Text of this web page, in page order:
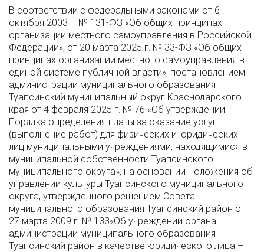
В соответствии с федеральными законами от 6
октября 2003 г. № 131-ФЗ «Об общих принципах
организации местного самоуправления в Российской
Федерации», от 20 марта 2025 г. № 33-ФЗ «Об общих
принципах организации местного самоуправления в
единой системе публичной власти», постановлением
администрации муниципального образования
Туапсинский муниципальный округ Краснодарского
края от 4 февраля 2025 г. № 76 «Об утверждении
Порядка определения платы за оказание услуг
(выполнение работ) для физических и юридических
лиц муниципальными учреждениями, находящимися в
муниципальной собственности Туапсинского
муниципального округа», на основании Положения об
управлении культуры Туапсинского муниципального
округа, утвержденного решением Совета
муниципального образования Туапсинский район от
27 марта 2009 г. № 133«Об учреждении органа
администрации муниципального образования
Туапсинский район в качестве юридического лица –